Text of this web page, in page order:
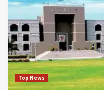
Top News